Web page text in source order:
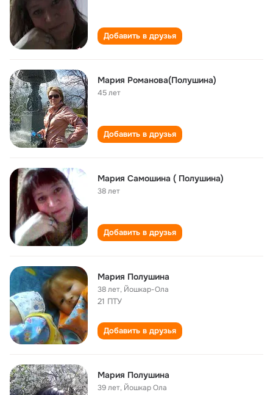
Добавить в друзья
Мария Романова(Полушина)
45 лет
Добавить в друзья
Мария Самошина ( Полушина)
38 лет
Добавить в друзья
Мария Полушина
38 лет, Йошкар-Ола
21 ПТУ
Добавить в друзья
Мария Полушина
39 лет, Йошкар Ола